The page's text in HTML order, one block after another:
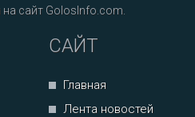
сайт GolosInfo.com.
САЙТ
Главная
Лента новостей